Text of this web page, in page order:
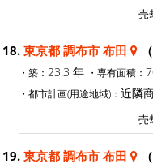
売
18. 東京都 調布市 布田 （
・築： 23.3 年 ・専有面積：
・都市計画(用途地域)： 近隣
売
19. 東京都 調布市 布田 （